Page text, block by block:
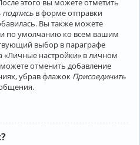
подпись в форме отправки
Вы также можете
по умолчанию ко всем вашим
выбор в параграфе
«Личные настройки» в личном
отменить добавление
убрав флажок Присоединить